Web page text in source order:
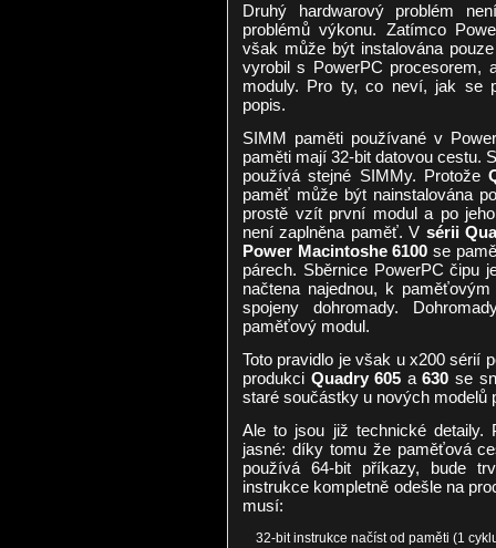
Druhý hardwarový problém
problémů výkonu. Zatímco
však může být instalována
vyrobil s PowerPC procesorem,
moduly. Pro ty, co neví, jak se
popis.
SIMM paměti používané v
paměti mají 32-bit datovou cestu.
používá stejné SIMMy. Protože
paměť může být nainstalována
prostě vzít první modul a po
není zaplněna paměť. V sérii
Power Macintoshe 6100 se
párech. Sběrnice PowerPC čipu
načtena najednou, k
spojeny dohromady.
paměťový modul.
Toto pravidlo je však u x200 sérií
produkci Quadry 605 a630 se
staré součástky u nových modelů
Ale to jsou již technické detaily.
jasné: díky tomu že paměťová
používá 64-bit příkazy, bude
instrukce kompletně odešle na
musí:
32-bit instrukce načíst od paměti (1